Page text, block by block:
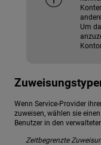
Um
Wenn Service-Provider
zuweisen, wählen sie
Benutzer in den
Zeitbegrenzte